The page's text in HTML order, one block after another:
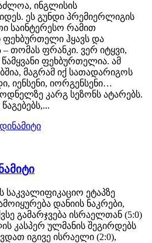
ინგლისის
ეს გუნდი პრემიერლიგის
საინტერესო რამით
ფეხბურთელი ჰყავს და
თომას ფრანკი. ვერ იტყვი,
ფეხბურთელია. ამ
მაგრამ იქ სათადარიგოს
იენსენი, იორგენსენი…
კარგ სეზონს ატარებს.
ეტაპზე
დანიის ნაკრები,
გამარჯვება ისრაელთან (5:0)
კასპერ ულმანის შეგირდებს
იგივე ისრაელი (2:0),